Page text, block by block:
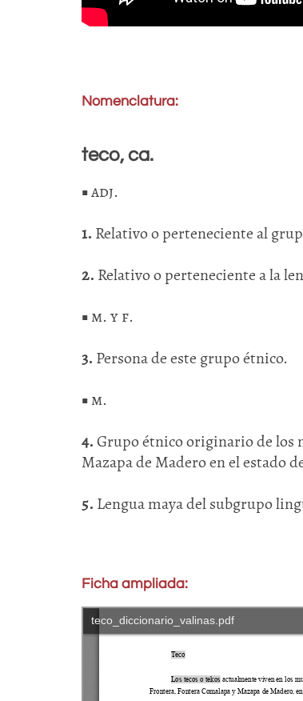
Nomenclatura:
teco, ca.
■adj.
1. Relativo o perteneciente al
2. Relativo o perteneciente a la
■m. y f.
3. Persona de este grupo étnico.
■m.
4.Grupo étnico originario de los
Mazapa de Madero en el estado
5. Lengua maya del subgrupo
Ficha ampliada: